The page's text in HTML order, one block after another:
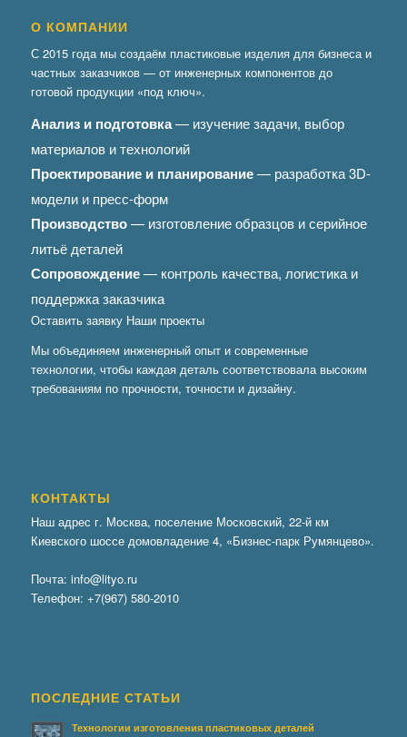
О КОМПАНИИ
С 2015 года мы создаём пластиковые изделия для бизнеса и
частных заказчиков — от инженерных компонентов до
готовой продукции «под ключ».
Анализ и подготовка— изучение задачи, выбор
материалов и технологий
Проектирование и планирование— разработка 3D-
модели и пресс-форм
Производство— изготовление образцов и серийное
литьё деталей
Сопровождение— контроль качества, логистика и
поддержка заказчика
Оставить заявку Наши проекты
Мы объединяем инженерный опыт и современные
технологии, чтобы каждая деталь соответствовала высоким
требованиям по прочности, точности и дизайну.
КОНТАКТЫ
Наш адрес г. Москва, поселение Московский, 22-й км
Киевского шоссе домовладение 4, «Бизнес-парк Румянцево».
Почта: info@lityo.ru
Телефон: +7(967) 580-2010
ПОСЛЕДНИЕ СТАТЬИ
Технологии изготовления пластиковых деталей